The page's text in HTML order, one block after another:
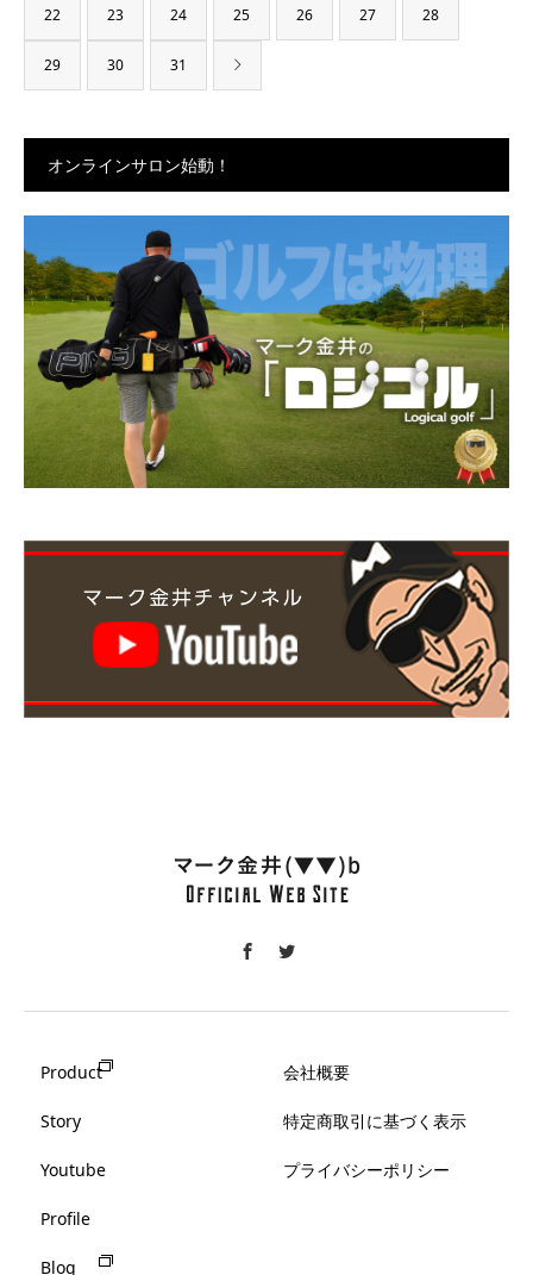
22 23 24 25 26 27 28
29 30 31
オンラインサロン始動！
Product
Story
Youtube
Profile
Blog
会社概要
特定商取引に基づく表示
プライバシーポリシー